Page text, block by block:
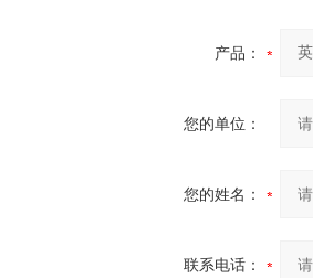
产品：
您的单位：
您的姓名：
联系电话：